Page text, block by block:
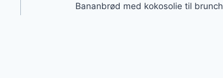
Bananbrød med kokosolie til brunch